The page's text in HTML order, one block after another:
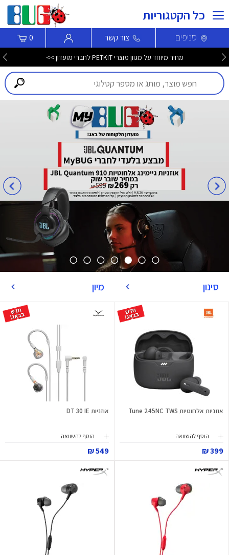
כל הקטגוריות
סניפים צור קשר 0
מחיר מיוחד על מגוון מוצרי PETKIT לחברי מועדון >>
סינון מיון
אוזניות אלחוטיות Tune 245NC TWS
הוסף להשוואה
399 ₪
אוזניות DT 30 IE
הוסף להשוואה
549 ₪